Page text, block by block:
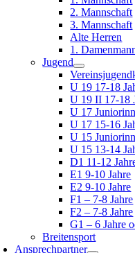
2. Mannschaft
3. Mannschaft
Alte Herren
1.
Jugend
U 19 17-18
U 19 II 17-18
U 17
U 17 15-16
U 15
U 15 13-14
D1 11-12
E1 9-10 Jahre
E2 9-10 Jahre
F1 – 7-8 Jahre
F2 – 7-8 Jahre
G1 – 6 Jahre
Breitensport
Ansprechpartner